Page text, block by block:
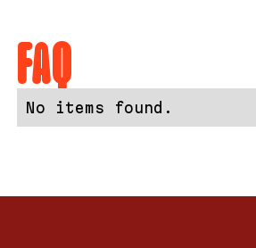
FAQ
No items found.